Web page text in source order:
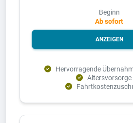
Beginn
Ab sofort
ANZEIGEN
Hervorragende
Altersvorsorge